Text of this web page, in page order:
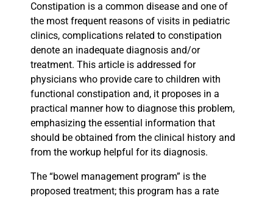
Constipation is a common disease and one of
the most frequent reasons of visits in pediatric
clinics, complications related to constipation
denote an inadequate diagnosis and/or
treatment. This article is addressed for
physicians who provide care to children with
functional constipation and, it proposes in a
practical manner how to diagnose this problem,
emphasizing the essential information that
should be obtained from the clinical history and
from the workup helpful for its diagnosis.
The “bowel management program” is the
proposed treatment; this program has a rate